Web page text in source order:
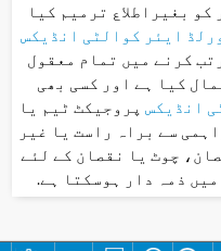
بغیراطلاع ترمیم کیا
ورلڈ ایئر کوالٹی انڈیکس
کرنے میں تمام معقول
کیا ہے اور کسی بھی
انڈیکس پروجیکٹ ٹیم یا
سے براہ راست یا غیر
چوٹ یا نقصان کے لئے
ذمہ دار ہوسکتا ہے.